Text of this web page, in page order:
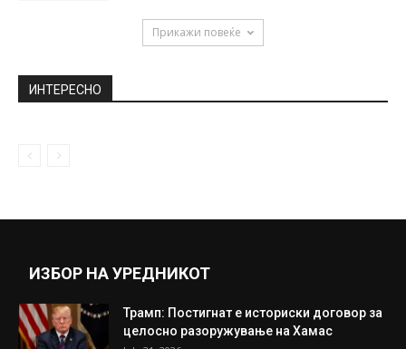
Прикажи повеќе
ИНТЕРЕСНО
ИЗБОР НА УРЕДНИКОТ
Трамп: Постигнат е историски договор за
целосно разоружување на Хамас